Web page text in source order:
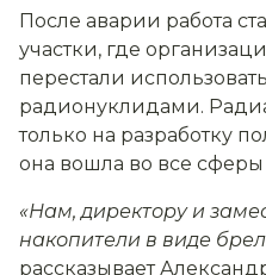
После аварии работа
участки, где
перестали
радионуклидами.
только на разработку
она вошла во все
«Нам, директору и
накопители в виде
рассказывает